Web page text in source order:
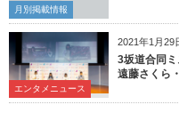
月別掲載情報
2021年1月29
エンタメニュース
3坂道合同
遠藤さくら